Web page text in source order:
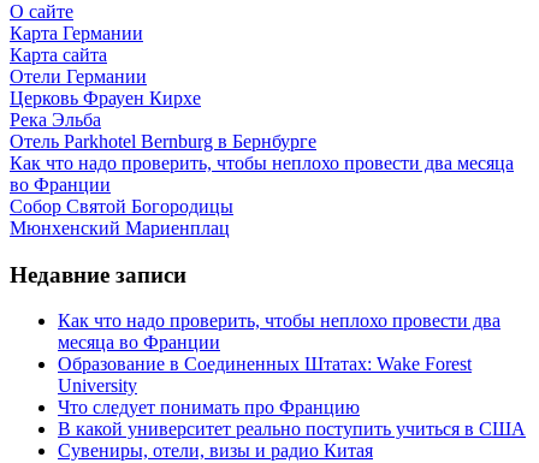
О сайте
Карта Германии
Карта сайта
Отели Германии
Церковь Фрауен Кирхе
Река Эльба
Отель Parkhotel Bernburg в Бернбурге
Как что надо проверить, чтобы неплохо провести два месяца
во Франции
Собор Святой Богородицы
Мюнхенский Мариенплац
Недавние записи
Как что надо проверить, чтобы неплохо провести два
месяца во Франции
Образование в Соединенных Штатах: Wake Forest
University
Что следует понимать про Францию
В какой университет реально поступить учиться в США
Сувениры, отели, визы и радио Китая